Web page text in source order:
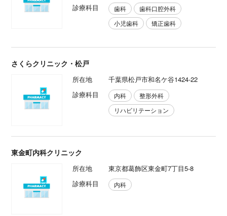
診療科目
歯科
歯科口腔外科
小児歯科
矯正歯科
さくらクリニック・松戸
所在地
千葉県松戸市和名ケ谷1424-22
診療科目
内科
整形外科
リハビリテーション
東金町内科クリニック
所在地
東京都葛飾区東金町7丁目5-8
診療科目
内科